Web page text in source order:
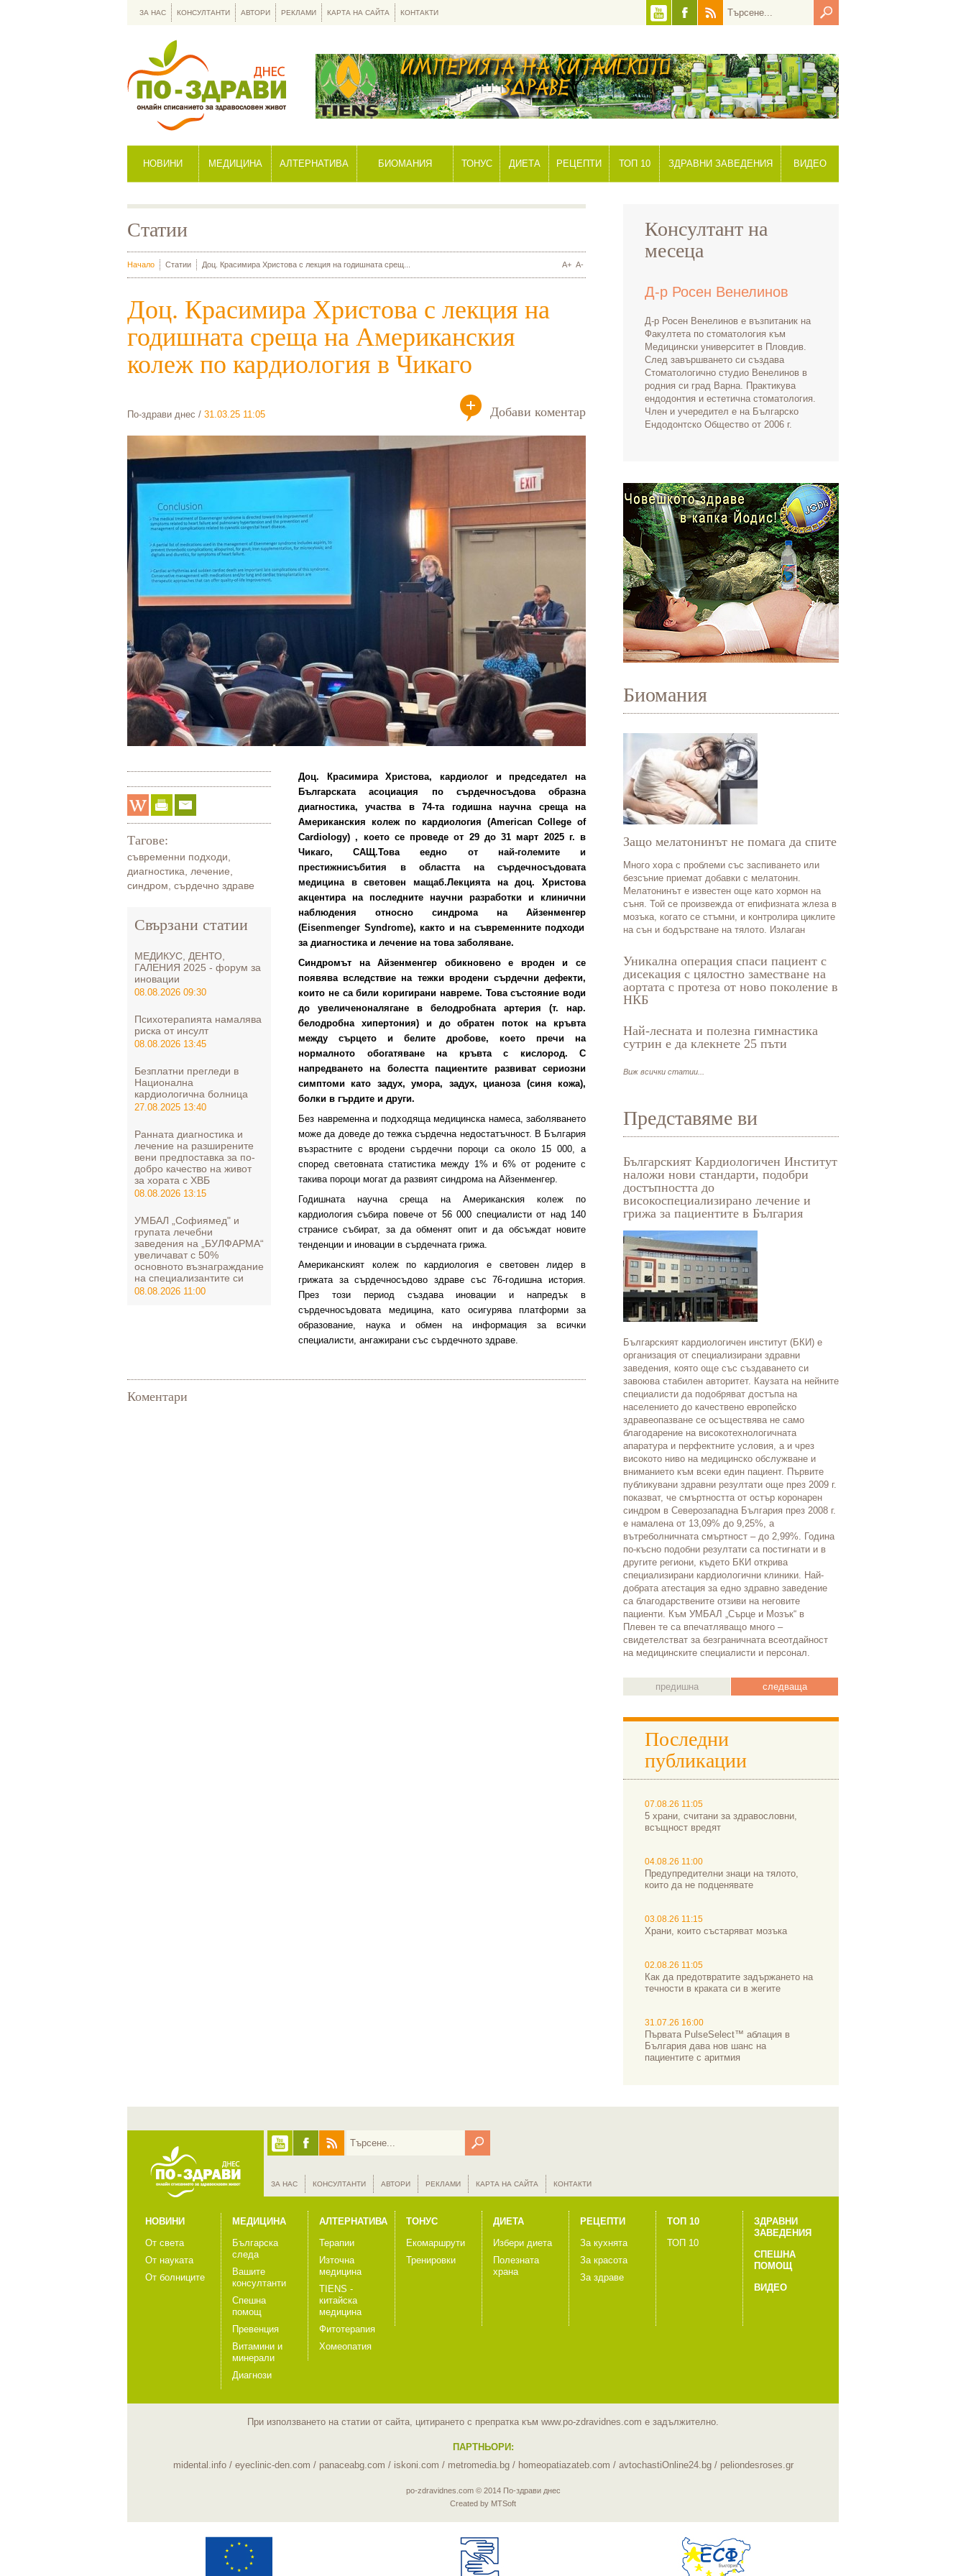
НОВИНИ МЕДИЦИНА АЛТЕРНАТИВА БИОМАНИЯ ТОНУС ДИЕТА РЕЦЕПТИ ТОП 10 ЗДРАВНИ ЗАВЕДЕНИЯ ВИДЕО
ЗА НАС КОНСУЛТАНТИ АВТОРИ РЕКЛАМИ КАРТА НА САЙТА КОНТАКТИ
Статии
Начало Статии Доц. Красимира Христова с лекция на годишната срещ... A+ A-
Доц. Красимира Христова с лекция на
годишната среща на Американския
колеж по кардиология в Чикаго
По-здрави днес / 31.03.25 11:05 Добави коментар
Доц. Красимира Христова, кардиолог ипредседател на
Българската асоциация по сърдечносъдова образна
диагностика, участва в 74-тa годишнa научна срещана
Американския колеж по кардиология (American College of
Cardiology), което се проведе от 29 до 31 март 2025 г. в
Чикаго, САЩ.Това еедно от най-големите и
престижнисъбития в областта на сърдечносъдовата
медицинав световен мащаб.Лекцията на доц. Христова
акцентира на последните научни разработки и клинични
наблюдения относно синдрома на Айзенменгер
(Eisenmenger Syndrome), както и на съвременните подходи
за диагностика и лечение на това заболяване.
Синдромът на Айзенменгер обикновено е вроден и се
появявавследствие на тежки вродени сърдечни дефекти,
които не са били коригирани навреме. Това състояние води
до увеличеноналягане в белодробната артерия (т. нар.
белодробна хипертония) и до обратен поток на кръвта
между сърцето и белите дробове, което пречи на
нормалното обогатяване на кръвта с кислород. С
напредването на болестта пациентите развиватсериозни
симптоми като задух, умора, задух, цианоза (синя кожа),
болки в гърдите и други.
Без навременна и подходяща медицинска намеса, заболяването
може да доведе до тежка сърдечна недостатъчност. В България
възрастните с вродени сърдечни пороци са около 15 000, а
според световната статистика между 1% и 6% от родените с
такива пороци могат да развият синдрома на Айзенменгер.
Годишната научна среща на Американския колеж по
кардиология събира повече от 56 000 специалисти от над 140
странисе събират, за да обменят опит и да обсъждат новите
тенденции и иновации в сърдечната грижа.
Американският колеж по кардиология е световен лидер в
грижата за сърдечносъдово здраве със 76-годишна история.
През този период създаваиновации и напредък в
сърдечносъдовата медицина, като осигурява платформи за
образование, наука и обмен на информация за всички
специалисти, ангажирани със сърдечното здраве.
Тагове:
съвременни подходи
диагностика
лечение
синдром сърдечно здраве
Свързани статии
МЕДИКУС, ДЕНТО,
ГАЛЕНИЯ 2025 - форум за
иновации
08.08.2026 09:30
Психотерапията намалява
риска от инсулт
08.08.2026 13:45
Безплатни прегледи в
Национална
кардиологична болница
27.08.2025 13:40
Ранната диагностика и
лечение на разширените
вени предпоставка за по-
добро качество на живот
за хората с ХВБ
08.08.2026 13:15
УМБАЛ „Софиямед" и
групата лечебни
заведения на „БУЛФАРМА“
увеличават с 50%
основното възнаграждание
на специализантите си
08.08.2026 11:00
Коментари
Консултант на
месеца
Д-р Росен Венелинов
Д-р Росен Венелинов е възпитаник на
Факултета по стоматология към
Медицински университет в Пловдив.
След завършването си създава
Стоматологично студио Венелинов в
родния си град Варна. Практикува
ендодонтия и естетична стоматология.
Член и учередител е на Българско
Ендодонтско Общество от 2006 г.
Биомания
Защо мелатонинът не помага да спите
Много хора с проблеми със заспиването или
безсъние приемат добавки с мелатонин.
Мелатонинът е известен още като хормон на
съня. Той се произвежда от епифизната жлеза в
мозъка, когато се стъмни, и контролира циклите
на сън и бодърстване на тялото. Излаган
Уникална операция спаси пациент с
дисекация с цялостно заместване на
аортата с протеза от ново поколение в
НКБ
Най-лесната и полезна гимнастика
сутрин е да клекнете 25 пъти
Виж всички статии...
Представяме ви
Българският Кардиологичен Институт
наложи нови стандарти, подобри
достъпността до
високоспециализирано лечение и
грижа за пациентите в България
Българският кардиологичен институт (БКИ) е
организация от специализирани здравни
заведения, която още със създаването си
завоюва стабилен авторитет. Каузата на нейните
специалисти да подобряват достъпа на
населението до качествено европейско
здравеопазване се осъществява не само
благодарение на високотехнологичната
апаратура и перфектните условия, а и чрез
високото ниво на медицинско обслужване и
вниманието към всеки един пациент. Първите
публикувани здравни резултати още през 2009 г.
показват, че смъртността от остър коронарен
синдром в Северозападна България през 2008 г.
е намалена от 13,09% до 9,25%, а
вътреболничната смъртност – до 2,99%. Година
по-късно подобни резултати са постигнати и в
другите региони, където БКИ открива
специализирани кардиологични клиники. Най-
добрата атестация за едно здравно заведение
са благодарствените отзиви на неговите
пациенти. Към УМБАЛ „Сърце и Мозък“ в
Плевен те са впечатляващо много –
свидетелстват за безграничната всеотдайност
на медицинските специалисти и персонал.
предишна следваща
Последни
публикации
07.08.26 11:05
5 храни, считани за здравословни,
всъщност вредят
04.08.26 11:00
Предупредителни знаци на тялото,
които да не подценявате
03.08.26 11:15
Храни, които състаряват мозъка
02.08.26 11:05
Как да предотвратите задържането на
течности в краката си в жегите
31.07.26 16:00
Първата PulseSelect™ аблация в
България дава нов шанс на
пациентите с аритмия
ЗА НАС КОНСУЛТАНТИ АВТОРИ РЕКЛАМИ КАРТА НА САЙТА КОНТАКТИ
НОВИНИ
От света
От науката
От болниците
МЕДИЦИНА
Българска
следа
Вашите
консултанти
Спешна
помощ
Превенция
Витамини и
минерали
Диагнози
АЛТЕРНАТИВА
Терапии
Източна
медицина
TIENS -
китайска
медицина
Фитотерапия
Хомеопатия
ТОНУС
Екомаршрути
Тренировки
ДИЕТА
Избери диета
Полезната
храна
РЕЦЕПТИ
За кухнята
За красота
За здраве
ТОП 10
ТОП 10
ЗДРАВНИ
ЗАВЕДЕНИЯ
СПЕШНА
ПОМОЩ
ВИДЕО
При използването на статии от сайта, цитирането с препратка към www.po-zdravidnes.com е задължително.
ПАРТНЬОРИ:
midental.info/ eyeclinic-den.com / panaceabg.com / iskoni.com / metromedia.bg/ homeopatiazateb.com / avtochastiOnline24.bg/ peliondesroses.gr
po-zdravidnes.com © 2014 По-здрави днес
Created by MTSoft